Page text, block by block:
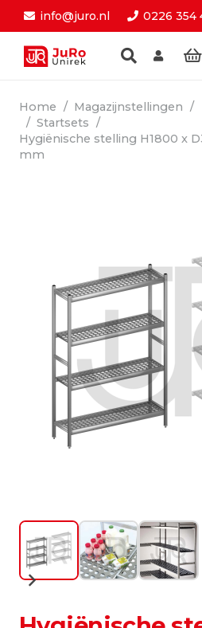
info@juro.nl 0226 354
Home / Magazijnstellingen /
/ Startsets /
Hygiënische stelling H1800 x
mm